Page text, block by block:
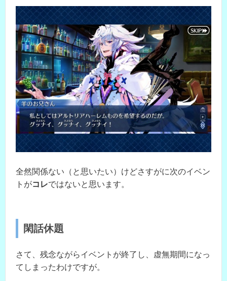
全然関係ない（と思いたい）けどさすがに次のイベン
トがコレではないと思います。
閑話休題
さて、残念ながらイベントが終了し、虚無期間になっ
てしまったわけですが。